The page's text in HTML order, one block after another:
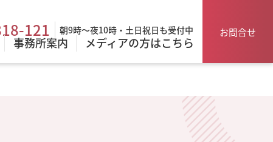
121 朝9時～夜10時・土日祝日も受付中
事務所案内 メディアの方はこちら
お問合せ